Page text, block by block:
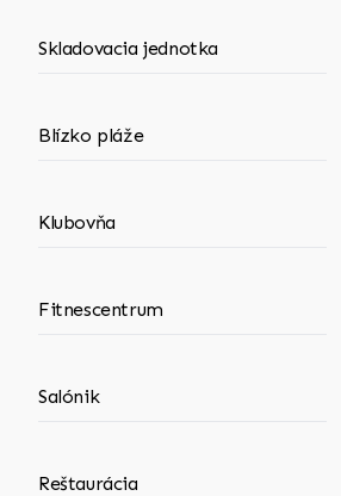
Skladovacia jednotka
Blízko pláže
Klubovňa
Fitnescentrum
Salónik
Reštaurácia